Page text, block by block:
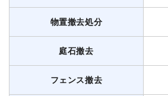
物置撤去処分
庭石撤去
フェンス撤去